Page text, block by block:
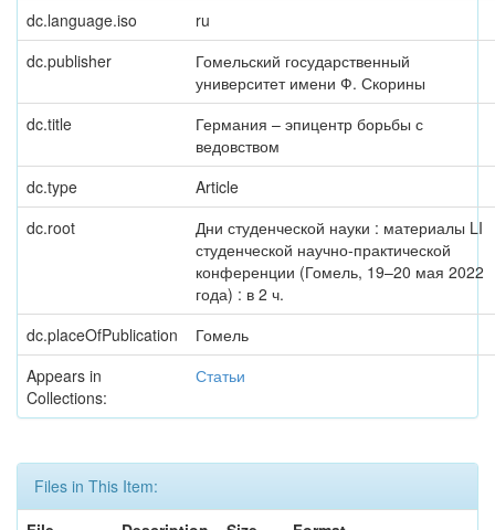
dc.language.iso
ru
dc.publisher
Гомельский государственный
университет имени Ф. Скорины
dc.title
Германия – эпицентр борьбы с
ведовством
dc.type
Article
dc.root
Дни студенческой науки : материалы LI
студенческой научно-практической
конференции (Гомель, 19–20 мая 2022
года) : в 2 ч.
dc.placeOfPublication
Гомель
Appears in
Collections:
Статьи
Files in This Item: